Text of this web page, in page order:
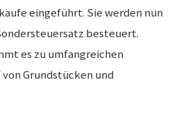
eingeführt. Sie werden nun
besteuert.
es zu umfangreichen
Grundstücken und